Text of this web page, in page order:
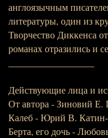
англоязычным
литературы, один из
Творчество Диккенса
романах отразились и
Действующие лица и
От автора - Зиновий Е.
Калеб - Юрий В.
Берта, его дочь -